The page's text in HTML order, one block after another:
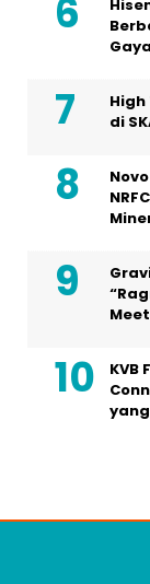
di
KVB